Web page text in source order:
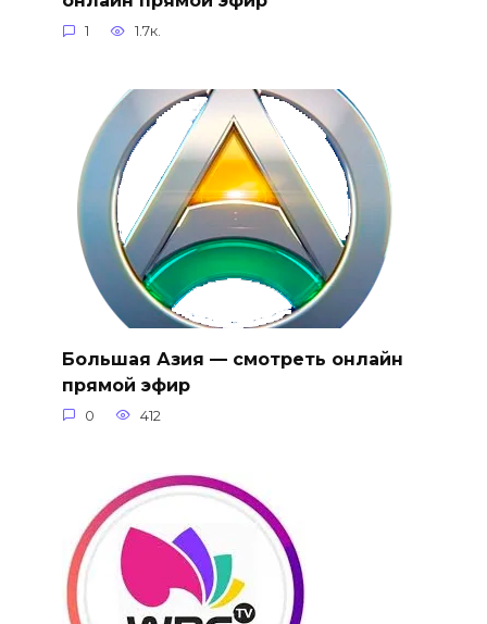
1 1.7к.
Большая Азия — смотреть онлайн
прямой эфир
0 412